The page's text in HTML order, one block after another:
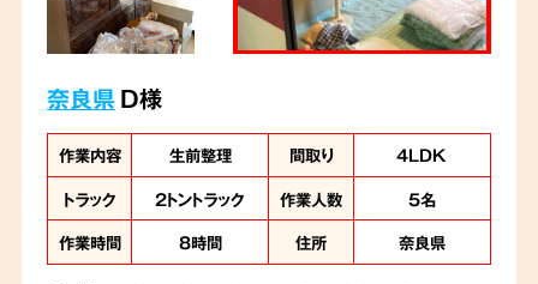
奈良県D様
作業内容 生前整理 間取り
4LDK
トラック
2トントラック 作業人数
5名
作業時間
8時間 住所 奈良県